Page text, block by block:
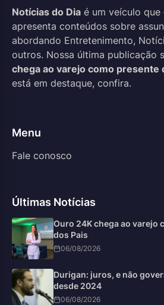
Notícias do Dia é um veículo
apresenta conteúdos sobre
abordando Entretenimento,
outros. Nossa última publicação
chega ao varejo como presente
está em destaque, confira.
Menu
Fale conosco
Últimas Notícias
Ouro 24K chega ao varejo
dos Pais
06/08/2026
Durigan: juros, e não
desde 2024
06/08/2026